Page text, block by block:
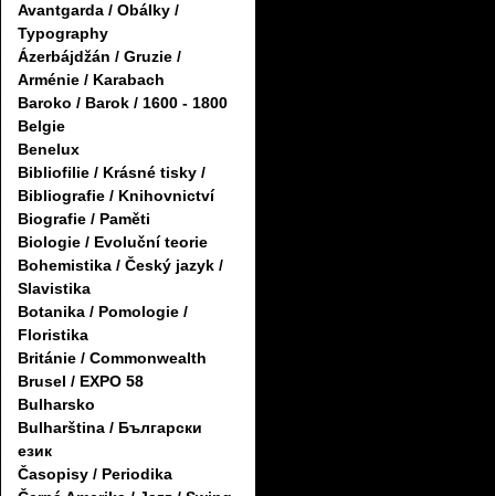
Avantgarda / Obálky /
Typography
Ázerbájdžán / Gruzie /
Arménie / Karabach
Baroko / Barok / 1600 - 1800
Belgie
Benelux
Bibliofilie / Krásné tisky /
Bibliografie / Knihovnictví
Biografie / Paměti
Biologie / Evoluční teorie
Bohemistika / Český jazyk /
Slavistika
Botanika / Pomologie /
Floristika
Británie / Commonwealth
Brusel / EXPO 58
Bulharsko
Bulharština / Български
език
Časopisy / Periodika